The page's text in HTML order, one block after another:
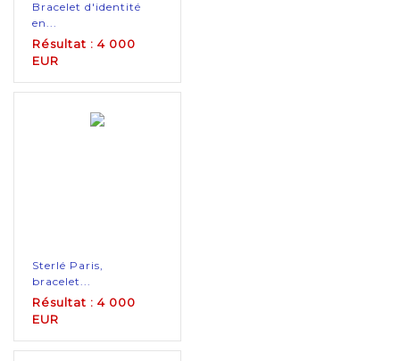
Bracelet d'identité
en...
Résultat : 4 000
EUR
Sterlé Paris,
bracelet...
Résultat : 4 000
EUR